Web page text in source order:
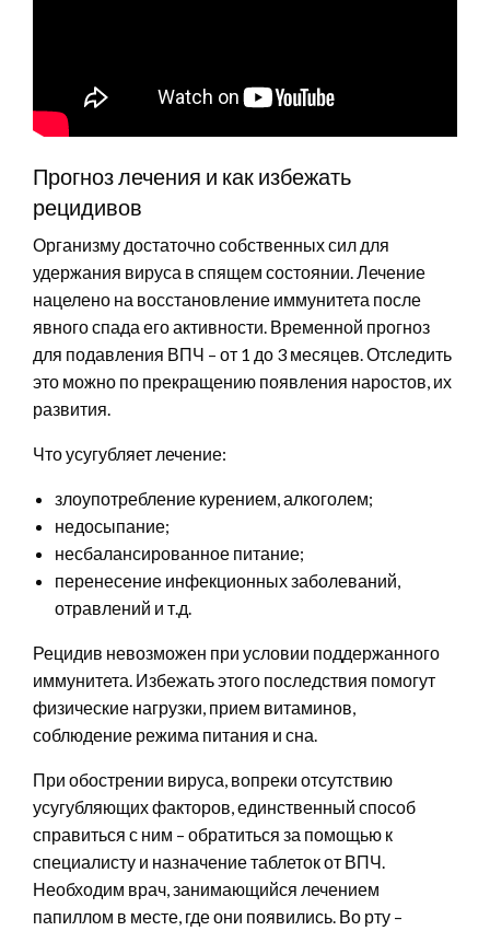
Прогноз лечения и как избежать
рецидивов
Организму достаточно собственных сил для
удержания вируса в спящем состоянии. Лечение
нацелено на восстановление иммунитета после
явного спада его активности. Временной прогноз
для подавления ВПЧ – от 1 до 3 месяцев. Отследить
это можно по прекращению появления наростов, их
развития.
Что усугубляет лечение:
злоупотребление курением, алкоголем;
недосыпание;
несбалансированное питание;
перенесение инфекционных заболеваний,
отравлений и т.д.
Рецидив невозможен при условии поддержанного
иммунитета. Избежать этого последствия помогут
физические нагрузки, прием витаминов,
соблюдение режима питания и сна.
При обострении вируса, вопреки отсутствию
усугубляющих факторов, единственный способ
справиться с ним – обратиться за помощью к
специалисту и назначение таблеток от ВПЧ.
Необходим врач, занимающийся лечением
папиллом в месте, где они появились. Во рту –